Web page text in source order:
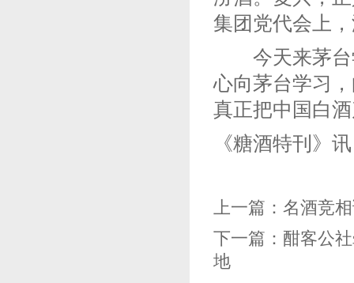
集团党代会上
今天来茅台
心向茅台学习
真正把中国白
《糖酒特刊》讯
上一篇： 名酒竞
下一篇： 酣客公
地